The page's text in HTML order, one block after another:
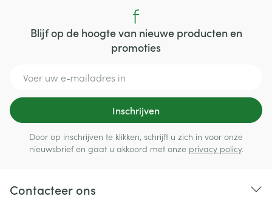
Blijf op de hoogte van nieuwe producten en
promoties
Inschrijven
Door op inschrijven te klikken, schrijft u zich in voor onze
nieuwsbrief en gaat u akkoord met onze privacy policy.
Contacteer ons